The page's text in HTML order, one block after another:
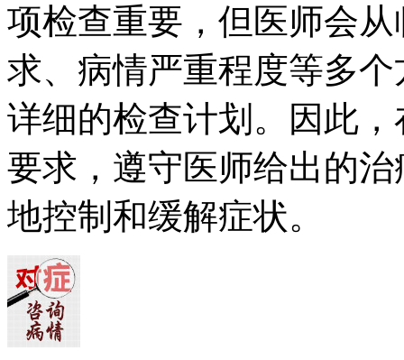
项检查重要，但医师会
求、病情严重程度等多
详细的检查计划。因此
要求，遵守医师给出的
地控制和缓解症状。